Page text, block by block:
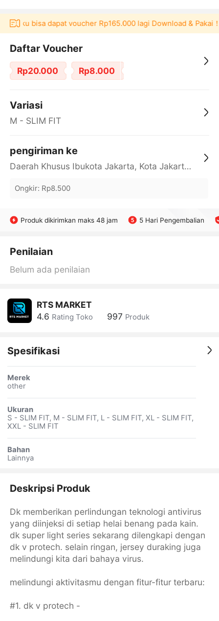
bisa dapat voucher Rp165.000 lagi Download & Pakai！
Daftar Voucher
Rp20.000 Rp8.000
Variasi
M - SLIM FIT
pengiriman ke
Daerah Khusus Ibukota Jakarta, Kota Jakarta Barat, Cengkareng, yy
Ongkir: Rp8.500
Produk dikirimkan maks 48 jam 5 Hari Pengembalian
Penilaian
Belum ada penilaian
RTS MARKET
4.6 Rating Toko 997 Produk
Spesifikasi
Merek
other
Ukuran
S - SLIM FIT, M - SLIM FIT, L - SLIM FIT, XL - SLIM FIT,
XXL - SLIM FIT
Bahan
Lainnya
Deskripsi Produk
Dk memberikan perlindungan teknologi antivirus
yang diinjeksi di setiap helai benang pada kain.
dk super light series sekarang dilengkapi dengan
dk v protech. selain ringan, jersey duraking juga
melindungi kita dari bahaya virus.
melindungi aktivitasmu dengan fitur-fitur terbaru:
#1. dk v protech -